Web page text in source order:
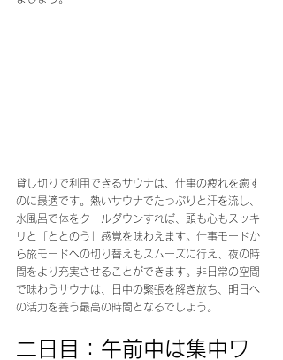
貸し切りで利用できるサウナは、仕事の疲れを癒す
のに最適です。熱いサウナでたっぷりと汗を流し、
水風呂で体をクールダウンすれば、頭も心もスッキ
リと「ととのう」感覚を味わえます。仕事モードか
ら旅モードへの切り替えもスムーズに行え、夜の時
間をより充実させることができます。非日常の空間
で味わうサウナは、日中の緊張を解き放ち、明日へ
の活力を養う最高の時間となるでしょう。
二日目：午前中は集中ワ